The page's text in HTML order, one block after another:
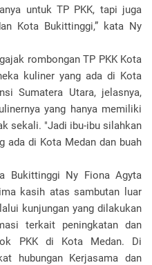
untuk TP PKK, tapi juga
Kota Bukittinggi,” kata Ny
rombongan TP PKK Kota
kuliner yang ada di Kota
Sumatera Utara, jelasnya,
yang hanya memiliki
sekali. "Jadi ibu-ibu silahkan
ada di Kota Medan dan buah
Bukittinggi Ny Fiona Agyta
kasih atas sambutan luar
kunjungan yang dilakukan
terkait peningkatan dan
PKK di Kota Medan. Di
hubungan Kerjasama dan